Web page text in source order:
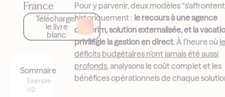
France
Télécharger
le livre
blanc
Sommaire
Example
H2
Pour y parvenir, deux modèles
historiquement : le recours à une agence
d'intérim, solution externalisée, et la
privilégie la gestion en direct. À l'heure où
déficits budgétaires n’ont jamais été aussi
profonds, analysons le coût complet et les
bénéfices opérationnels de chaque